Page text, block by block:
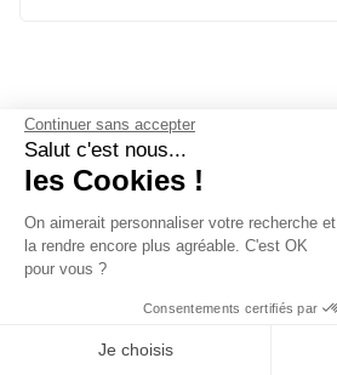
Continuer sans accepter
Salut c'est nous...
les Cookies !
On aimerait personnaliser votre recherche et
la rendre encore plus agréable. C'est OK
pour vous ?
Consentements certifiés par
Je choisis